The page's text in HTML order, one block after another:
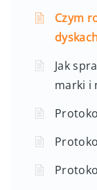
Czym
Jak
marki i